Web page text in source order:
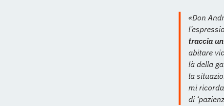
«Don
traccia
abitare
là della
la
mi
di